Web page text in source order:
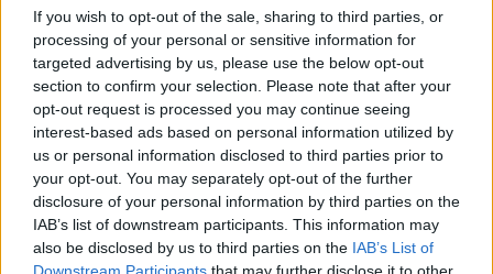
If you wish to opt-out of the sale, sharing to third parties, or
processing of your personal or sensitive information for
targeted advertising by us, please use the below opt-out
section to confirm your selection. Please note that after your
opt-out request is processed you may continue seeing
interest-based ads based on personal information utilized by
us or personal information disclosed to third parties prior to
your opt-out. You may separately opt-out of the further
disclosure of your personal information by third parties on the
IAB’s list of downstream participants. This information may
also be disclosed by us to third parties on the IAB’s List of
Downstream Participants that may further disclose it to other
entro il periodo indicato.
Quanto appena affermato è esteso anche ai soggetti con
rappresentanza legale pro tempore, ossia scelti a
tempo determinato all'atto di costituzione dell'impresa o
in un momento successivo. Non appena la carica viene
revocata o affidata a un'altra persona, è indispensabile
comunicare lavariazionee farsi inviare il file
aggiornato.